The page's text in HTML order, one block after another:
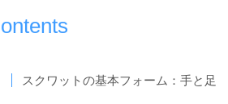
スクワットの基本フォーム：手と足